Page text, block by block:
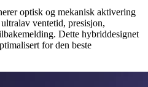
optisk og mekanisk aktivering
ventetid, presisjon,
Dette hybriddesignet
for den beste